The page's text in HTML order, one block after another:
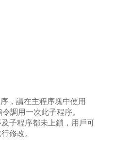
，請在主程序塊中使用
調用一次此子程序。
子程序都未上鎖，用戶可
修改。